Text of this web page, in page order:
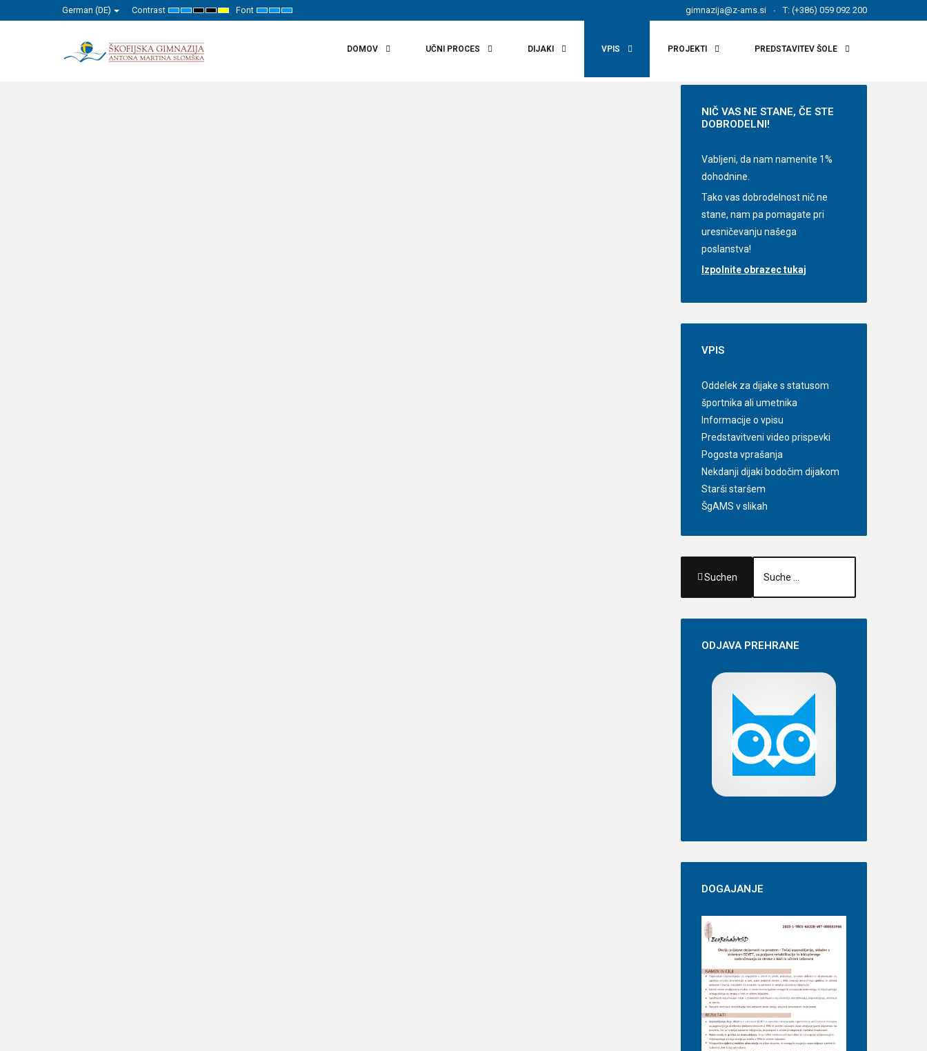
German (DE) Contrast
Default
mode
Night
mode
High
Contrast
mode
High
Contrast
High
Contrast
Font
Set
Smaller
Set
Default
Set
Larger
gimnazija@z-ams.si T: (+386) 059 092 200
DOMOV UČNI PROCES DIJAKI VPIS PROJEKTI PREDSTAVITEV ŠOLE
NIČ VAS NE STANE, ČE STE
DOBRODELNI!
Vabljeni, da nam namenite 1%
dohodnine.
Tako vas dobrodelnost nič ne
stane, nam pa pomagate pri
uresničevanju našega
poslanstva!
Izpolnite obrazec tukaj
VPIS
Oddelek za dijake s statusom
športnika ali umetnika
Informacije o vpisu
Predstavitveni video prispevki
Pogosta vprašanja
Nekdanji dijaki bodočim dijakom
Starši staršem
ŠgAMS v slikah
Suchen
ODJAVAPREHRANE
DOGAJANJE